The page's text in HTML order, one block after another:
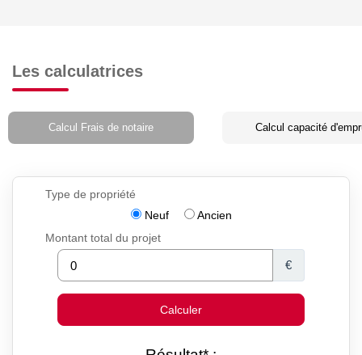
Les calculatrices
Calcul Frais de notaire Calcul capacité